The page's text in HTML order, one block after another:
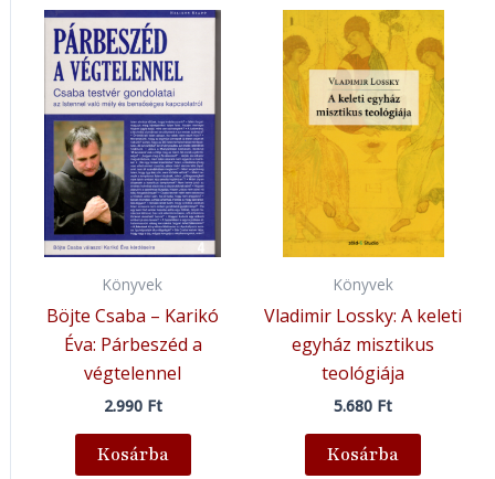
Könyvek
Böjte Csaba – Karikó
Éva: Párbeszéd a
végtelennel
2.990 Ft
Kosárba
Könyvek
Vladimir Lossky: A keleti
egyház misztikus
teológiája
5.680 Ft
Kosárba